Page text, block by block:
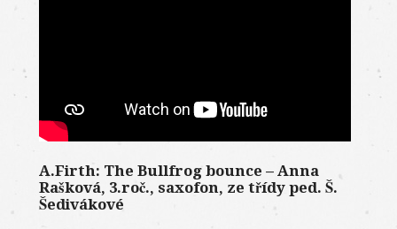
A.Firth: The Bullfrog bounce – Anna
Rašková, 3.roč., saxofon, ze třídy ped. Š.
Šedivákové